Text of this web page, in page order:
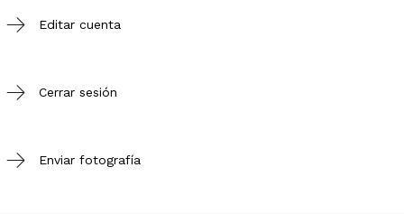
Editar cuenta
Cerrar sesión
Enviar fotografía